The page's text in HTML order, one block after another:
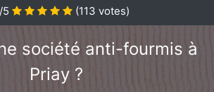
5
(113 votes)
société anti-fourmis à
Priay ?